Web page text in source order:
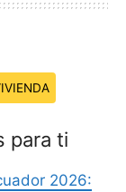
para ti
2026: